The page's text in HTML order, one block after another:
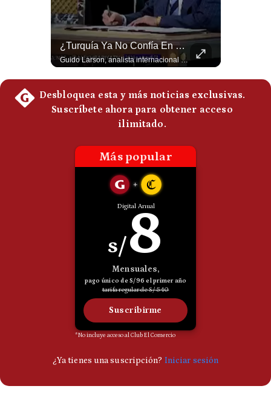
Frecuentes
¿Turquía Ya No Confía En Que La OTAN La Defenderá? | Gestión Mundo
Guido Larson, analista internacional plantea un escenario muy fuerte: Turquía estaría buscando nuevas garantías militares porque teme que la OTAN no responda si Israel llegara a atacarla. Luego aparece un elemento decisivo en el nuevo pacto regional: Pakistán es una potencia nuclear. 🚀 ¿Quieres entender el mundo sin ruido? Únete a nuestra comunidad y forma parte del cambio. #GestiónNewsroomLive #NoticiasGlobales #AnálisisGeopolítico #EconomíaMundial #IA #Geopolítica #LatinosEnUSA #NoticiasEnEspañol 👉 Suscríbete y activa la campana para no perderte nuestro análisis diario. 🌎 Síguenos en nuestras redes sociales: 📌 Web oficial: https://gestion.pe/mundo/ 📌 LinkedIn: http://bit.ly/3HYIET0 📌 X (Twitter): http://bit.ly/4noZtX9 📌 TikTok: http://bit.ly/4evB6TO